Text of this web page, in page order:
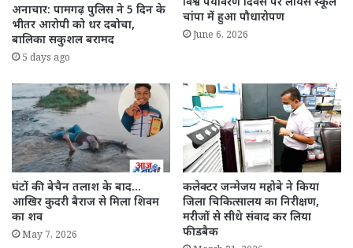
अनाचार: पामगढ़ पुलिस ने 5 दिन के
भीतर आरोपी को धर दबोचा,
बालिका सकुशल बरामद
5 days ago
चांपा में हुआ पौधारोपण
June 6, 2026
घंटों की बेचैन तलाश के बाद…
आखिर कुदरी बैराज से मिला शिवम
का शव
May 7, 2026
कलेक्टर जन्मेजय महोबे ने किया
जिला चिकित्सालय का निरीक्षण,
मरीजों से सीधे संवाद कर लिया
फीडबैक